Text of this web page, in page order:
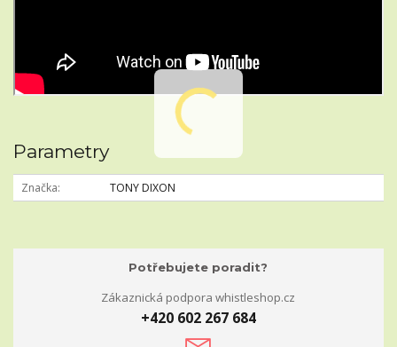
Parametry
Značka TONY DIXON
Potřebujete poradit?
Zákaznická podpora whistleshop.cz
+420 602 267 684